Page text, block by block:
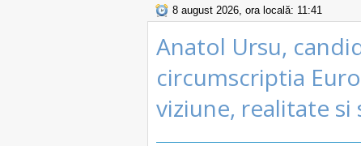
8 august 2026, ora locală: 11:41
Anatol Ursu,
circumscriptia
viziune, realitate